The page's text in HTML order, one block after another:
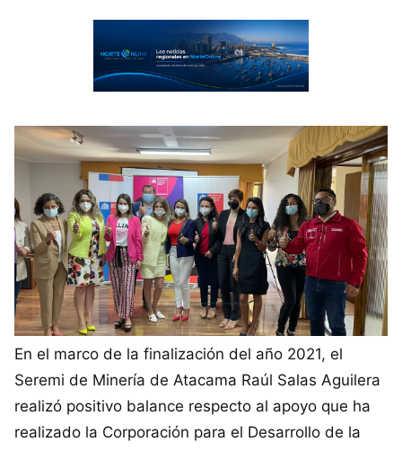
En el marco de la finalización del año 2021, el
Seremi de Minería de Atacama Raúl Salas Aguilera
realizó positivo balance respecto al apoyo que ha
realizado la Corporación para el Desarrollo de la